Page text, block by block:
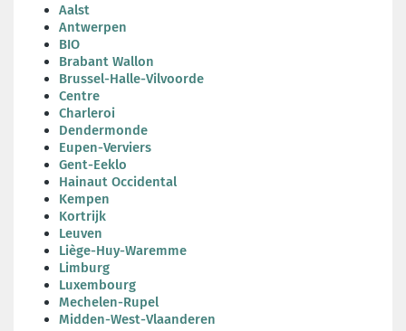
Aalst
Antwerpen
BIO
Brabant Wallon
Brussel-Halle-Vilvoorde
Centre
Charleroi
Dendermonde
Eupen-Verviers
Gent-Eeklo
Hainaut Occidental
Kempen
Kortrijk
Leuven
Liège-Huy-Waremme
Limburg
Luxembourg
Mechelen-Rupel
Midden-West-Vlaanderen